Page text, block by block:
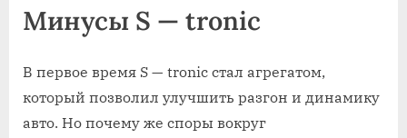
Минусы S — tronic
В первое время S — tronic стал агрегатом,
который позволил улучшить разгон и динамику
авто. Но почему же споры вокруг